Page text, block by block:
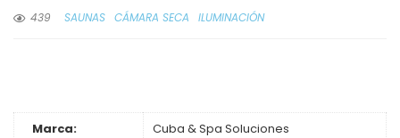
439
SAUNAS CÁMARA SECA ILUMINACIÓN
Marca:
Cuba & Spa Soluciones